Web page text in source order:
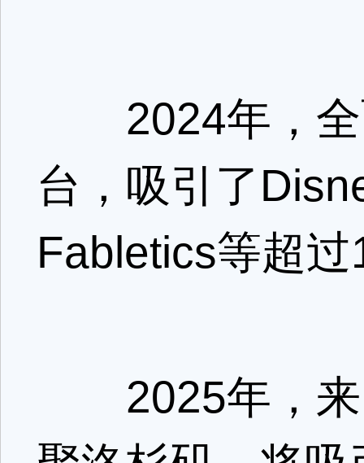
2024年，全
台，吸引了
Fabletics等超
2025年，来